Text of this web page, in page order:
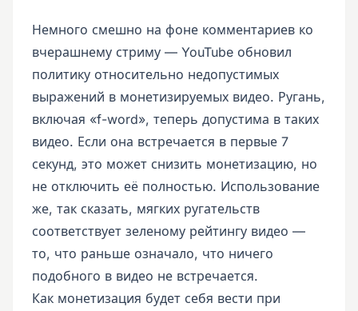
Немного смешно на фоне комментариев ко
вчерашнему стриму — YouTube обновил
политику относительно недопустимых
выражений в монетизируемых видео. Ругань,
включая «f-word», теперь допустима в таких
видео. Если она встречается в первые 7
секунд, это может снизить монетизацию, но
не отключить её полностью. Использование
же, так сказать, мягких ругательств
соответствует зеленому рейтингу видео —
то, что раньше означало, что ничего
подобного в видео не встречается.
Как монетизация будет себя вести при